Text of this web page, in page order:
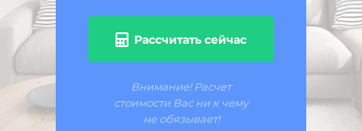
Рассчитать сейчас
Внимание! Расчет
стоимости Вас ни к чему
не обязывает!